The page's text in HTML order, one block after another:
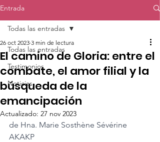
Entrada
Todas las entradas
Testimonios
Noticias
Todas las entradas
El camino de Gloria: entre el
combate, el amor filial y la
búsqueda de la
emancipación
26 oct 2023 3 min de lectura
Actualizado: 27 nov 2023
de Hna. Marie Sosthène Sévérine
AKAKP